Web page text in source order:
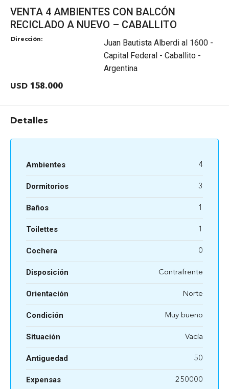
VENTA 4 AMBIENTES CON BALCÓN
RECICLADO A NUEVO – CABALLITO
Dirección:
Juan Bautista Alberdi al 1600 -
Capital Federal - Caballito -
Argentina
USD 158.000
Detalles
Dormitorios 3
Ambientes 4
Baños 1
Cochera 0
Antiguedad 50
Condición Muy bueno
Situación Vacía
Orientación Norte
Disposición Contrafrente
Expensas 250000
Toilettes 1